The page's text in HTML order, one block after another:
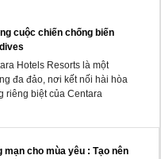
cuộc chiến chống biến
Hotels Resorts là một
đa đảo, nơi kết nối hài hòa
riêng biệt của Centara
mạn cho mùa yêu : Tạo nên